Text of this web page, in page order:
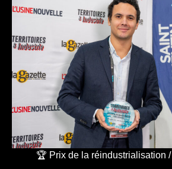
🏆 Prix de la réindustrialisation